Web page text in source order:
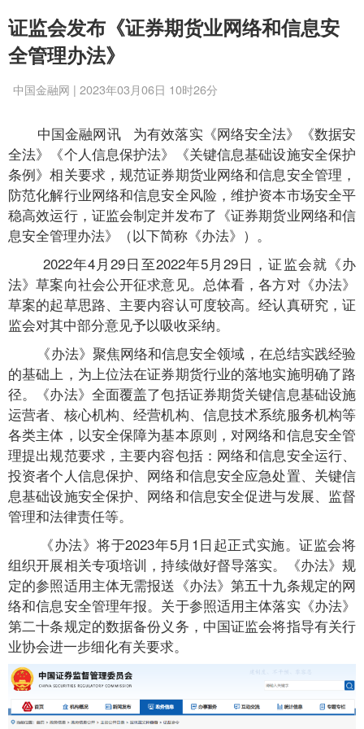
证监会发布《证券期货业网络和信息安
全管理办法》
中国金融网 | 2023年03月06日 10时26分
中国金融网讯 为有效落实《网络安全法》《数据安
全法》《个人信息保护法》《关键信息基础设施安全保护
条例》相关要求，规范证券期货业网络和信息安全管理，
防范化解行业网络和信息安全风险，维护资本市场安全平
稳高效运行，证监会制定并发布了《证券期货业网络和信
息安全管理办法》（以下简称《办法》）。
2022年4月29日至2022年5月29日，证监会就《办
法》草案向社会公开征求意见。总体看，各方对《办法》
草案的起草思路、主要内容认可度较高。经认真研究，证
监会对其中部分意见予以吸收采纳。
《办法》聚焦网络和信息安全领域，在总结实践经验
的基础上，为上位法在证券期货行业的落地实施明确了路
径。《办法》全面覆盖了包括证券期货关键信息基础设施
运营者、核心机构、经营机构、信息技术系统服务机构等
各类主体，以安全保障为基本原则，对网络和信息安全管
理提出规范要求，主要内容包括：网络和信息安全运行、
投资者个人信息保护、网络和信息安全应急处置、关键信
息基础设施安全保护、网络和信息安全促进与发展、监督
管理和法律责任等。
《办法》将于2023年5月1日起正式实施。证监会将
组织开展相关专项培训，持续做好督导落实。《办法》规
定的参照适用主体无需报送《办法》第五十九条规定的网
络和信息安全管理年报。关于参照适用主体落实《办法》
第二十条规定的数据备份义务，中国证监会将指导有关行
业协会进一步细化有关要求。